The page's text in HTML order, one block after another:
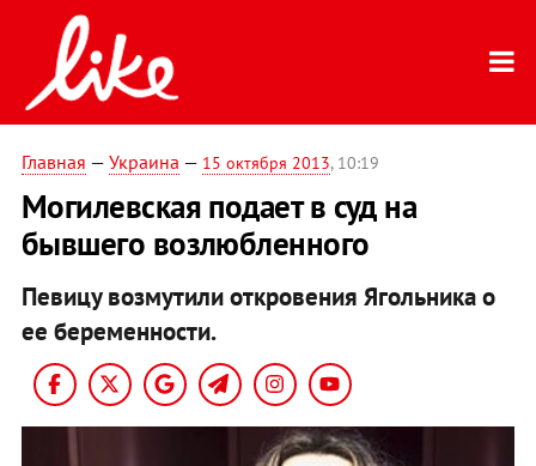
Главная — Украина — 15 октября 2013, 10:19
Могилевская подает в суд на
бывшего возлюбленного
Певицу возмутили откровения Ягольника о
ее беременности.